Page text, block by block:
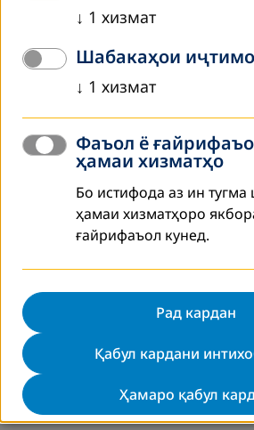
↓ 1 хизмат
Шабакаҳои
↓ 1 хизмат
Фаъол ё
ҳамаи хизматҳо
Бо истифода аз ин
ҳамаи хизматҳоро
ғайрифаъол кунед.
Рад кардан
Қабул кардани
Ҳамаро қабул